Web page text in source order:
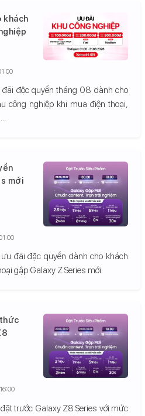
khách
độc quyền tháng 08 dành cho
công nghiệp khi mua điện thoại,
mới
đãi đặc quyền dành cho khách
gập Galaxy Z Series mới.
trước Galaxy Z8 Series với mức